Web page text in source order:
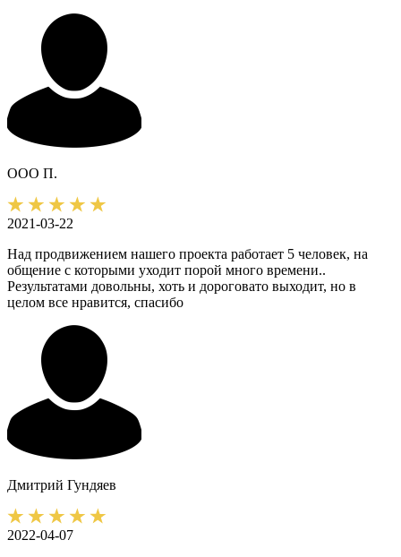
ООО П.
2021-03-22
Над продвижением нашего проекта работает 5 человек, на
общение с которыми уходит порой много времени..
Результатами довольны, хоть и дороговато выходит, но в
целом все нравится, спасибо
Дмитрий Гундяев
2022-04-07